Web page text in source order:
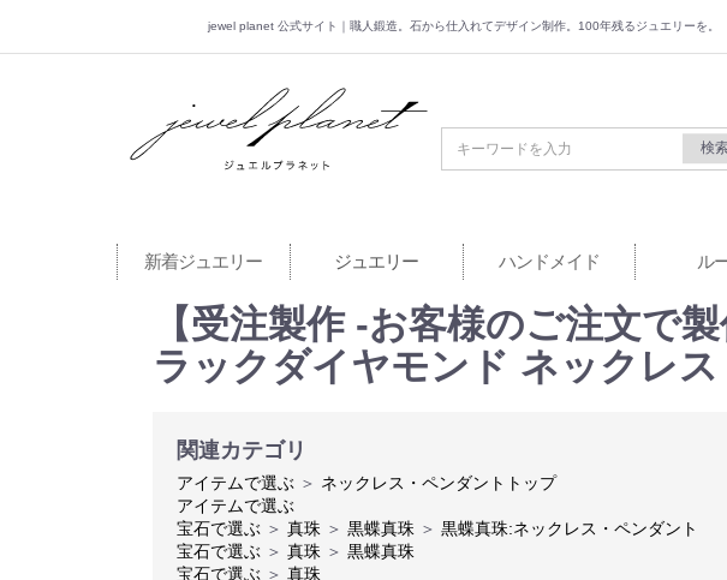
jewel planet 公式サイト｜職人鍛造。石から仕入れてデザイン制作。100年残るジュエリーを。
jewel planet 公式サイト
検
新着ジュエリー ジュエリー ハンドメイド ル
【受注製作 -お客様のご注文で
ラックダイヤモンド ネックレス
関連カテゴリ
アイテムで選ぶ ＞ ネックレス・ペンダントトップ
アイテムで選ぶ
宝石で選ぶ ＞ 真珠 ＞ 黒蝶真珠 ＞ 黒蝶真珠:ネックレス・ペンダント
宝石で選ぶ ＞ 真珠 ＞ 黒蝶真珠
宝石で選ぶ ＞ 真珠